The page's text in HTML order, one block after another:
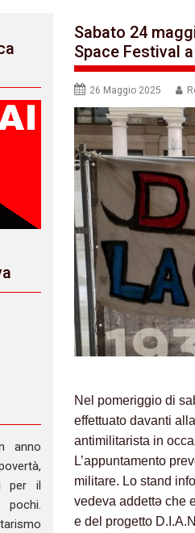
Sabato 24
Space Festival
26 Maggio 2025
Nel pomeriggio di
effettuato davanti
antimilitarista in
L’appuntamento
militare. Lo stand
vedeva addettə che
e del progetto
anno
per il